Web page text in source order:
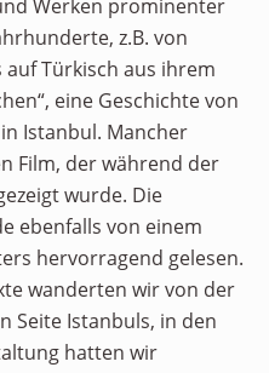
Werken prominenter
z.B. von
auf Türkisch aus ihrem
eine Geschichte von
Istanbul. Mancher
Film, der während der
wurde. Die
ebenfalls von einem
hervorragend gelesen.
wanderten wir von der
Seite Istanbuls, in den
hatten wir